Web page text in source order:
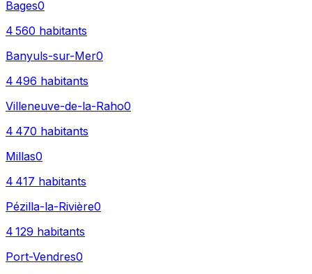
Bages0
4 560 habitants
Banyuls-sur-Mer0
4 496 habitants
Villeneuve-de-la-Raho0
4 470 habitants
Millas0
4 417 habitants
Pézilla-la-Rivière0
4 129 habitants
Port-Vendres0